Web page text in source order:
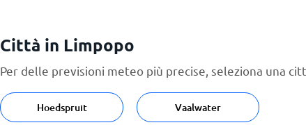
Città in Limpopo
Per delle previsioni meteo più precise, seleziona una
Hoedspruit Vaalwater